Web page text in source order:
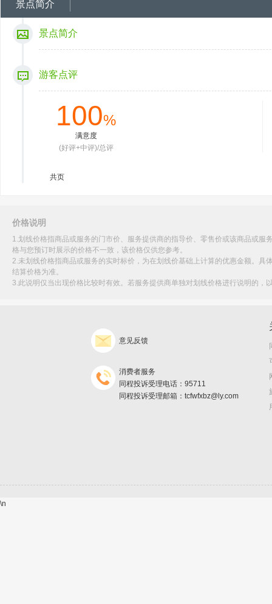
景点简介
景点简介
游客点评
100%
满意度
(好评+中评)/总评
共页
价格说明
1.划线价格指商品或服务的门市价、服务提供商的指导价、零售价或该商品或
格与您预订时展示的价格不一致，该价格仅供您参考。
2.未划线价格指商品或服务的实时标价，为在划线价基础上计算的优惠金额。
结算价格为准。
3.此说明仅当出现价格比较时有效。若服务提供商单独对划线价格进行说明的
意见反馈
消费者服务
同程投诉受理电话：95711
同程投诉受理邮箱：tcfwfxbz@ly.com
\n